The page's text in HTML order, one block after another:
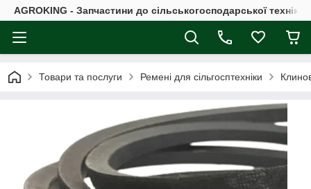
AGROKING - Запчастини до сільськогосподарської
Товари та послуги Ремені для сільгосптехніки